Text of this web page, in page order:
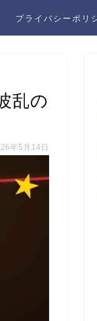
プライバシーポリ
乱の
年5月14日